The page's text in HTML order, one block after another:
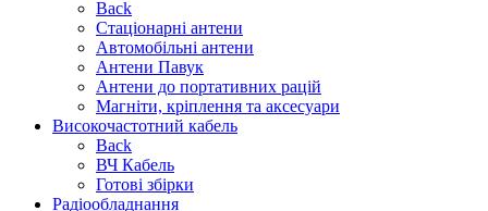
Back
Стаціонарні антени
Автомобільні антени
Антени Павук
Антени до портативних рацій
Магніти, кріплення та аксесуари
Високочастотний кабель
Back
ВЧ Кабель
Готові збірки
Радіообладнання